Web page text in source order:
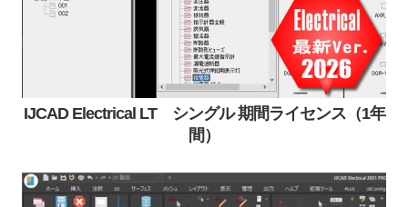
IJCAD Electrical LT シングル 期間ライセンス（1年
間）